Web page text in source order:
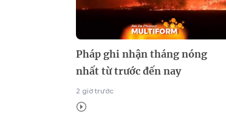
Pháp ghi nhận tháng nóng
nhất từ trước đến nay
2 giờ trước